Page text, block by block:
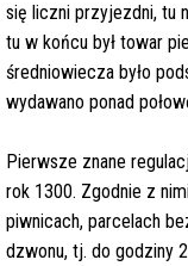
się liczni przyjezdni, tu
tu w końcu był towar
średniowiecza było
wydawano ponad
Pierwsze znane
rok 1300. Zgodnie z
piwnicach, parcelach
dzwonu, tj. do godziny